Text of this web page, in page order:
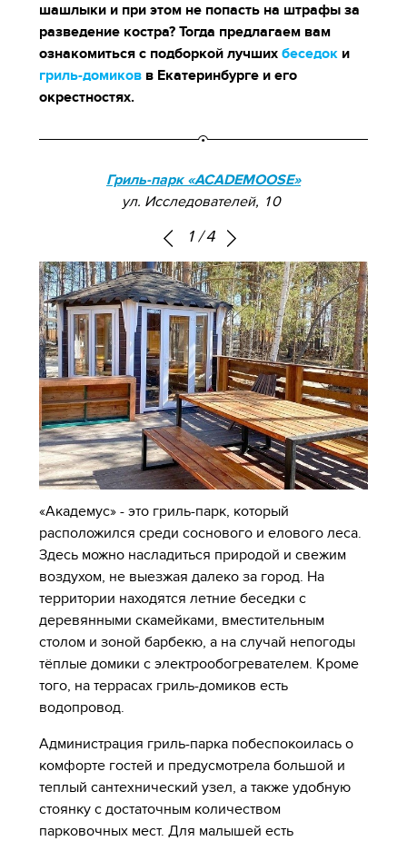
шашлыки и при этом не попасть на штрафы за
разведение костра? Тогда предлагаем вам
ознакомиться с подборкой лучших беседоки
гриль-домиковв Екатеринбурге и его
окрестностях.
Гриль-парк «ACADEMOOSE»
ул. Исследователей, 10
1/4
«Академус» - это гриль-парк, который
расположился среди соснового и елового леса.
Здесь можно насладиться природой и свежим
воздухом, не выезжая далеко за город. На
территории находятся летние беседки с
деревянными скамейками, вместительным
столом и зоной барбекю, а на случай непогоды
тёплые домики с электрообогревателем. Кроме
того, на террасах гриль-домиков есть
водопровод.
Администрация гриль-парка побеспокоилась о
комфорте гостей и предусмотрела большой и
теплый сантехнический узел, а также удобную
стоянку с достаточным количеством
парковочных мест. Для малышей есть